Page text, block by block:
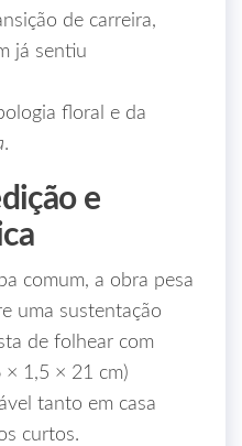
de carreira,
já sentiu
floral e da
.
e
comum, a obra pesa
uma sustentação
de folhear com
× 1,5 × 21 cm)
tanto em casa
curtos.